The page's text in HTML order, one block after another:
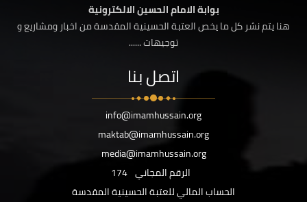
بوابة الامام الحسين الالكترونية
هنا يتم نشر كل ما يخص العتبة الحسينية المقدسة من اخبار ومشاريع و
توجيهات ......
اتصل بنا
info@imamhussain.org
maktab@imamhussain.org
media@imamhussain.org
الرقم المجاني 174
الحساب المالي للعتبة الحسينية المقدسة